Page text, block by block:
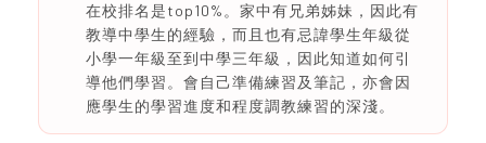
在校排名是top10%。家中有兄弟姊妹，因此有
教導中學生的經驗，而且也有忌諱學生年級從
小學一年級至到中學三年級，因此知道如何引
導他們學習。會自己準備練習及筆記，亦會因
應學生的學習進度和程度調教練習的深淺。